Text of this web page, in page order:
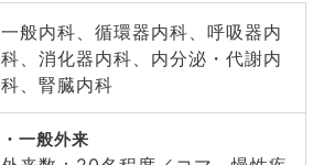
一般内科、循環器内科、呼吸器内
科、消化器内科、内分泌・代謝内
科、腎臓内科
一般外来